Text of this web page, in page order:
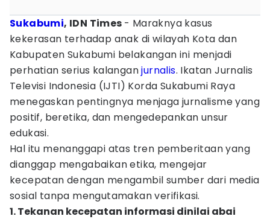
Sukabumi, IDN Times - Maraknya kasus
kekerasan terhadap anak di wilayah Kota dan
Kabupaten Sukabumi belakangan ini menjadi
perhatian serius kalanganjurnalis. Ikatan Jurnalis
Televisi Indonesia (IJTI) Korda Sukabumi Raya
menegaskan pentingnya menjaga jurnalisme yang
positif, beretika, dan mengedepankan unsur
edukasi.
Hal itu menanggapi atas tren pemberitaan yang
dianggap mengabaikan etika, mengejar
kecepatan dengan mengambil sumber dari media
sosial tanpa mengutamakan verifikasi.
1. Tekanan kecepatan informasi dinilai abai